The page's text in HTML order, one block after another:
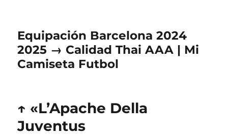
Equipación Barcelona 2024
2025 → Calidad Thai AAA | Mi
Camiseta Futbol
↑ «L’Apache Della
Juventus